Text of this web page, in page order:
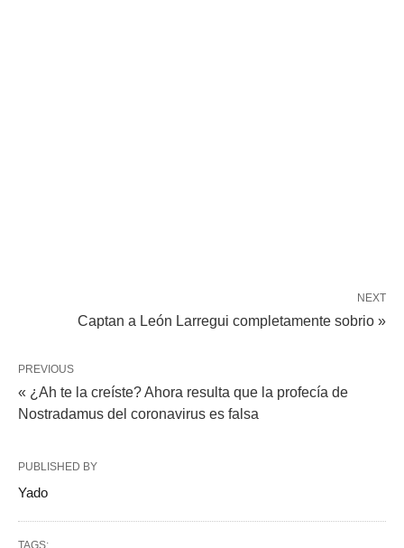
NEXT
Captan a León Larregui completamente sobrio »
PREVIOUS
« ¿Ah te la creíste? Ahora resulta que la profecía de
Nostradamus del coronavirus es falsa
PUBLISHED BY
Yado
TAGS: